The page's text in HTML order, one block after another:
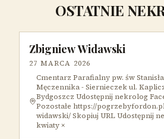
OSTATNIE
Zbigniew Widawski
27 MARCA 2026
Cmentarz Parafialny pw. św
Męczennika - Siernieczek ul.
Bydgoszcz Udostępnij nekrolog
Pozostałe https://
widawski/ Skopiuj URL Udostępnij
kwiaty ×